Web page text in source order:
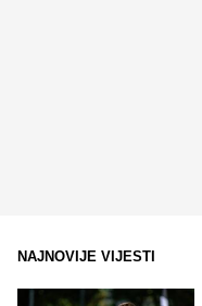
NAJNOVIJE VIJESTI